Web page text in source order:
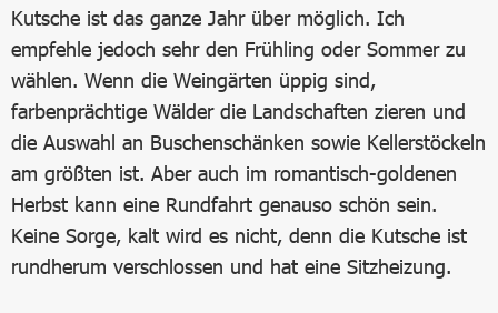
Kutsche ist das ganze Jahr über möglich. Ich
empfehle jedoch sehr den Frühling oder Sommer zu
wählen. Wenn die Weingärten üppig sind,
farbenprächtige Wälder die Landschaften zieren und
die Auswahl an Buschenschänken sowie Kellerstöckeln
am größten ist. Aber auch im romantisch-goldenen
Herbst kann eine Rundfahrt genauso schön sein.
Keine Sorge, kalt wird es nicht, denn die Kutsche ist
rundherum verschlossen und hat eine Sitzheizung.